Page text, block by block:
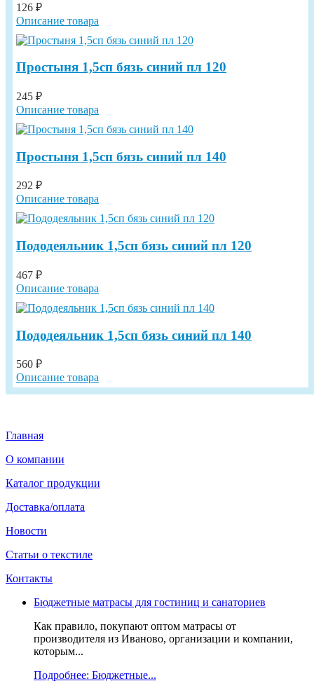
126 ₽
Описание товара
Простыня 1,5сп бязь синий пл 120
245 ₽
Описание товара
Простыня 1,5сп бязь синий пл 140
292 ₽
Описание товара
Пододеяльник 1,5сп бязь синий пл 120
467 ₽
Описание товара
Пододеяльник 1,5сп бязь синий пл 140
560 ₽
Описание товара
Главная
О компании
Каталог продукции
Доставка/оплата
Новости
Статьи о текстиле
Контакты
Бюджетные матрасы для гостиниц и санаториев
Как правило, покупают оптом матрасы от
производителя из Иваново, организации и компании,
которым...
Подробнее: Бюджетные...